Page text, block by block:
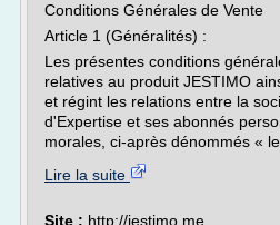
Conditions Générales de Vente
Article 1 (Généralités) :
Les présentes conditions
relatives au produit JESTIMO
et régint les relations entre la
d'Expertise et ses abonnés
morales, ci-après dénommés « le
Lire la suite
Site : http://jestimo.me